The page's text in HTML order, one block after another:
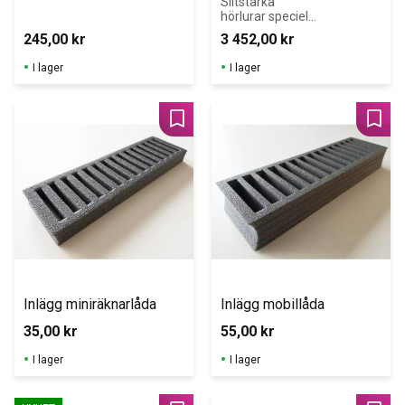
245,00 kr
I lager
hörlurar speciellt
utformade för
skolan.
Klasspack 15 st i
robust
3 452,00 kr
I lager
Inlägg miniräknarlåda
35,00 kr
Lägg till i favoriter
I lager
Inlägg mobillåda
55,00 kr
I lager